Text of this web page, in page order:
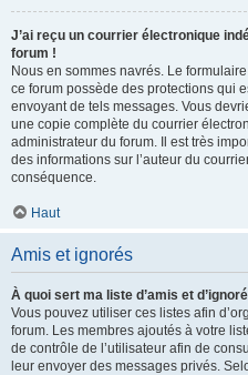
J’ai reçu un courrier électronique
forum !
Nous en sommes navrés. Le
ce forum possède des protections qui
envoyant de tels messages. Vous
une copie complète du courrier
administrateur du forum. Il est très
des informations sur l’auteur du
conséquence.
Haut
Amis et ignorés
À quoi sert ma liste d’amis et
Vous pouvez utiliser ces listes afin
forum. Les membres ajoutés à votre
de contrôle de l’utilisateur afin de
leur envoyer des messages privés.